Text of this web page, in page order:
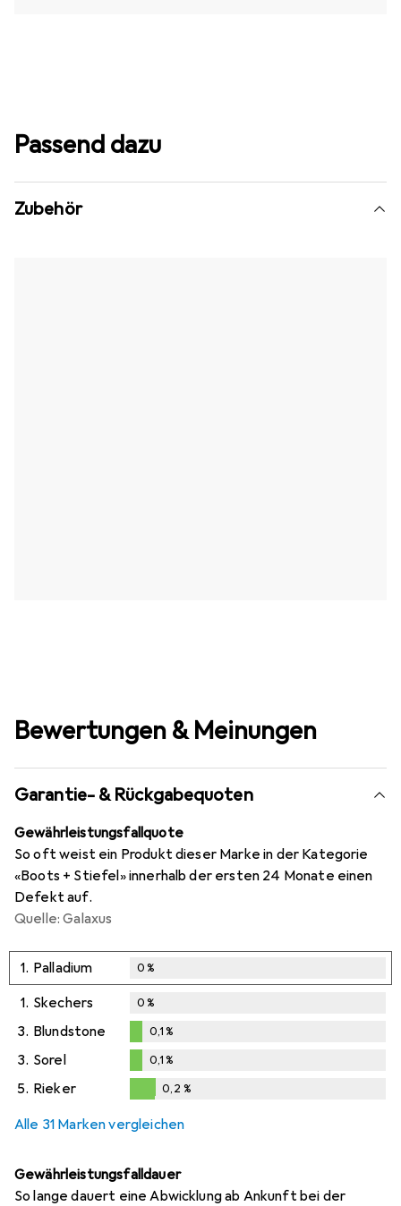
Passend dazu
Zubehör
Bewertungen & Meinungen
Garantie- & Rückgabequoten
Gewährleistungsfallquote
So oft weist ein Produkt dieser Marke in der Kategorie
«Boots + Stiefel» innerhalb der ersten 24 Monate einen
Defekt auf.
Quelle: Galaxus
1. Palladium 0%
1. Skechers 0%
3. Blundstone
%
0,1%
3. Sorel
%
0,1%
5. Rieker 0,2 %
Alle 31 Marken vergleichen
Gewährleistungsfalldauer
So lange dauert eine Abwicklung ab Ankunft bei der